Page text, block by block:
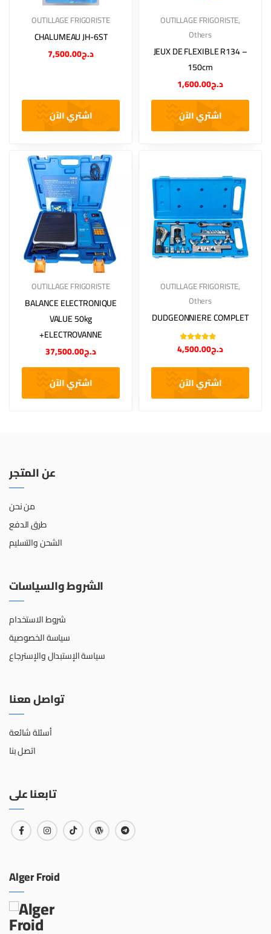
OUTILLAGE FRIGORISTE
CHALUMEAU JH-6ST
د.ج7,500.00
اشتري الآن
OUTILLAGE FRIGORISTE,
Others
JEUX DE FLEXIBLE R134 –
150cm
د.ج1,600.00
اشتري الآن
OUTILLAGE FRIGORISTE
BALANCE ELECTRONIQUE
VALUE 50kg
+ELECTROVANNE
د.ج37,500.00
اشتري الآن
OUTILLAGE FRIGORISTE,
Others
DUDGEONNIERE COMPLET
Note5.00sur
5 د.ج4,500.00
اشتري الآن
عن المتجر
من نحن
طرق الدفع
الشحن والتسليم
الشروط والسياسات
شروط الاستخدام
سياسة الخصوصية
سياسة الإستبدال والإسترجاع
تواصل معنا
أسئلة شائعة
اتصل بنا
تابعنا على
Alger Froid